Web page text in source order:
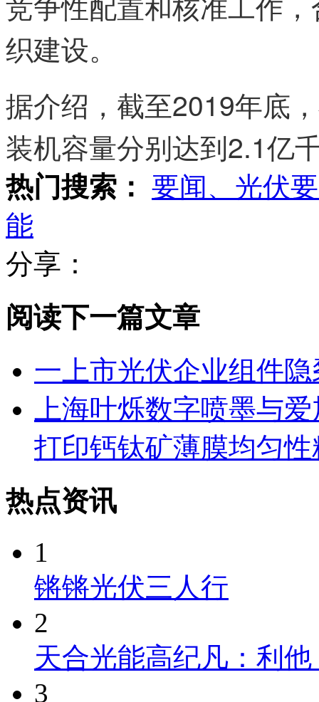
织建设。
据介绍，截至2019年底
装机容量分别达到2.1亿
热门搜索： 要闻、光伏
能
分享：
阅读下一篇文章
一上市光伏企业组件
上海叶烁数字喷墨与
打印钙钛矿薄膜均匀
热点资讯
1
锵锵光伏三人行
2
天合光能高纪凡：利
3